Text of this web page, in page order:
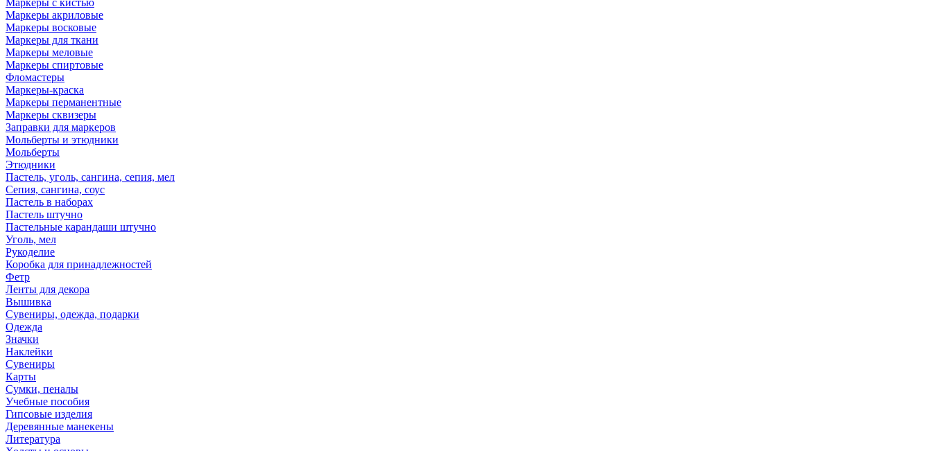
Маркеры с кистью
Маркеры акриловые
Маркеры восковые
Маркеры для ткани
Маркеры меловые
Маркеры спиртовые
Фломастеры
Маркеры-краска
Маркеры перманентные
Маркеры сквизеры
Заправки для маркеров
Мольберты и этюдники
Мольберты
Этюдники
Пастель, уголь, сангина, сепия, мел
Сепия, сангина, соус
Пастель в наборах
Пастель штучно
Пастельные карандаши штучно
Уголь, мел
Рукоделие
Коробка для принадлежностей
Фетр
Ленты для декора
Вышивка
Сувениры, одежда, подарки
Одежда
Значки
Наклейки
Сувениры
Карты
Сумки, пеналы
Учебные пособия
Гипсовые изделия
Деревянные манекены
Литература